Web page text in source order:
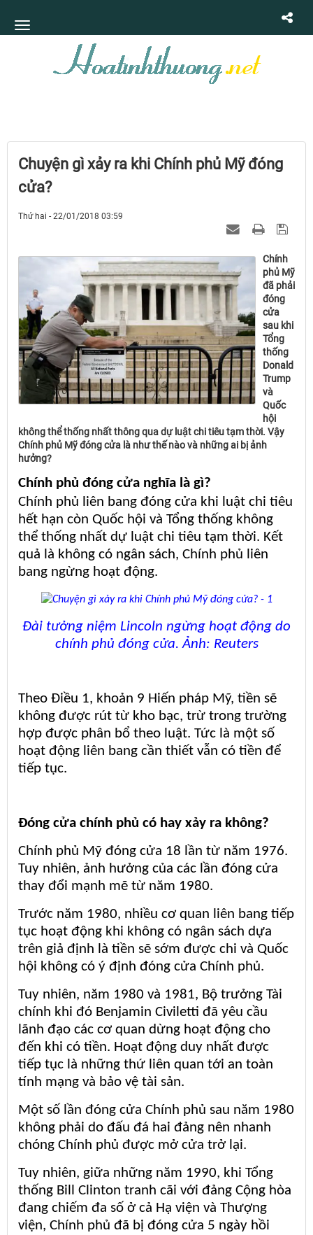
Chuyện gì xảy ra khi Chính phủ Mỹ đóng
cửa?
Thứ hai - 22/01/2018 03:59
Chính
phủ Mỹ
đã phải
đóng
cửa
sau khi
Tổng
thống
Donald
Trump
và
Quốc
hội
không thể thống nhất thông qua dự luật chi tiêu tạm thời. Vậy
Chính phủ Mỹ đóng cửa là như thế nào và những ai bị ảnh
hưởng?
Chính phủ đóng cửa nghĩa là gì?
Chính phủ liên bang đóng cửa khi luật chi tiêu
hết hạn còn Quốc hội và Tổng thống không
thể thống nhất dự luật chi tiêu tạm thời. Kết
quả là không có ngân sách, Chính phủ liên
bang ngừng hoạt động.
Đài tưởng niệm Lincoln ngừng hoạt động do
chính phủ đóng cửa. Ảnh: Reuters
Theo Điều 1, khoản 9 Hiến pháp Mỹ, tiền sẽ
không được rút từ kho bạc, trừ trong trường
hợp được phân bổ theo luật. Tức là một số
hoạt động liên bang cần thiết vẫn có tiền để
tiếp tục.
Đóng cửa chính phủ có hay xảy ra không?
Chính phủ Mỹ đóng cửa 18 lần từ năm 1976.
Tuy nhiên, ảnh hưởng của các lần đóng cửa
thay đổi mạnh mẽ từ năm 1980.
Trước năm 1980, nhiều cơ quan liên bang tiếp
tục hoạt động khi không có ngân sách dựa
trên giả định là tiền sẽ sớm được chi và Quốc
hội không có ý định đóng cửa Chính phủ.
Tuy nhiên, năm 1980 và 1981, Bộ trưởng Tài
chính khi đó Benjamin Civiletti đã yêu cầu
lãnh đạo các cơ quan dừng hoạt động cho
đến khi có tiền. Hoạt động duy nhất được
tiếp tục là những thứ liên quan tới an toàn
tính mạng và bảo vệ tài sản.
Một số lần đóng cửa Chính phủ sau năm 1980
không phải do đấu đá hai đảng nên nhanh
chóng Chính phủ được mở cửa trở lại.
Tuy nhiên, giữa những năm 1990, khi Tổng
thống Bill Clinton tranh cãi với đảng Cộng hòa
đang chiếm đa số ở cả Hạ viện và Thượng
viện, Chính phủ đã bị đóng cửa 5 ngày hồi